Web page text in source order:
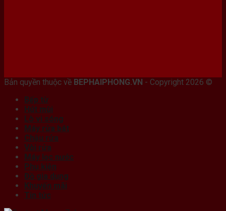
Bản quyền thuộc về BEPHAIPHONG.VN - Copyright 2026 ©
Bếp từ
Hút mùi
Lò vi sóng
Máy rửa bát
Chậu rửa
Vòi rửa
Máy lọc nước
Phụ kiện
Đồ gia dụng
Khuyến mãi
Tin tức